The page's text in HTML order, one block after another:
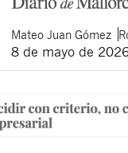
Mateo Juan Gómez
8 de mayo de 2026